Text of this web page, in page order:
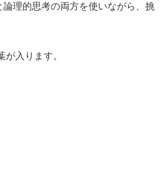
論理的思考の両方を使いながら、挑
が入ります。